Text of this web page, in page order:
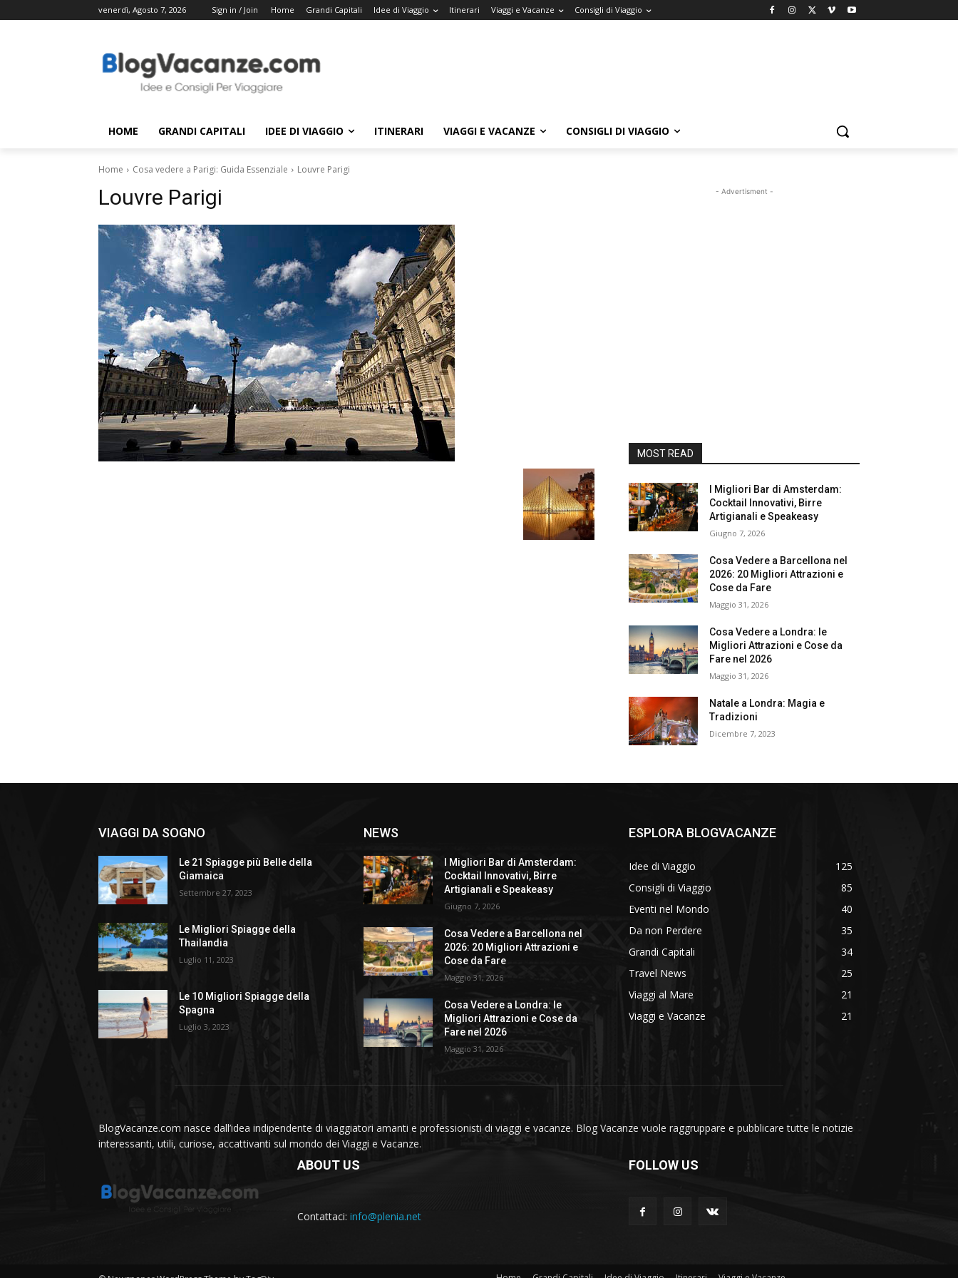
venerdì, Agosto 7, 2026 Sign in / Join Home Grandi Capitali Idee di Viaggio Itinerari Viaggi e Vacanze Consigli di Viaggio
HOME GRANDI CAPITALI IDEE DI VIAGGIO ITINERARI VIAGGI E VACANZE CONSIGLI DI VIAGGIO
Home Cosa vedere a Parigi: Guida Essenziale Louvre Parigi
Louvre Parigi - Advertisment -
MOST READ
I Migliori Bar di Amsterdam:
Cocktail Innovativi, Birre
Artigianali e Speakeasy
Giugno 7, 2026
Cosa Vedere a Barcellona nel
2026: 20 Migliori Attrazioni e
Cose da Fare
Maggio 31, 2026
Cosa Vedere a Londra: le
Migliori Attrazioni e Cose da
Fare nel 2026
Maggio 31, 2026
Natale a Londra: Magia e
Tradizioni
Dicembre 7, 2023
VIAGGI DA SOGNO
Le 21 Spiagge più Belle della
Giamaica
Settembre 27, 2023
Le Migliori Spiagge della
Thailandia
Luglio 11, 2023
Le 10 Migliori Spiagge della
Spagna
Luglio 3, 2023
NEWS
I Migliori Bar di Amsterdam:
Cocktail Innovativi, Birre
Artigianali e Speakeasy
Giugno 7, 2026
Cosa Vedere a Barcellona nel
2026: 20 Migliori Attrazioni e
Cose da Fare
Maggio 31, 2026
Cosa Vedere a Londra: le
Migliori Attrazioni e Cose da
Fare nel 2026
Maggio 31, 2026
ESPLORA BLOGVACANZE
Idee di Viaggio
125
Consigli di Viaggio
85
Eventi nel Mondo
40
Da non Perdere
35
Grandi Capitali
34
Travel News
25
Viaggi al Mare
21
Viaggi e Vacanze
21
BlogVacanze.com nasce dall’idea indipendente di viaggiatori amanti e professionisti di viaggi e vacanze. Blog Vacanze vuole raggruppare e pubblicare tutte le notizie
interessanti, utili, curiose, accattivanti sul mondo dei Viaggi e Vacanze.
ABOUT US
Contattaci: info@plenia.net
FOLLOW US